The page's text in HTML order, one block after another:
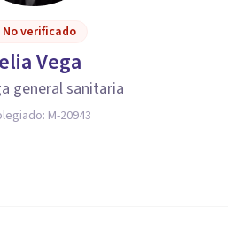
No verificado
Vega
general sanitaria
M-20943